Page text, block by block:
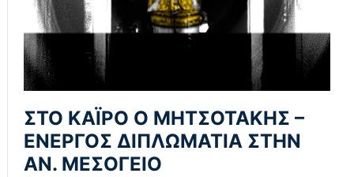
ΣΤΟ ΚΑΪΡΟ Ο ΜΗΤΣΟΤΑΚΗΣ –
ΕΝΕΡΓΟΣ ΔΙΠΛΩΜΑΤΙΑ ΣΤΗΝ
ΑΝ. ΜΕΣΟΓΕΙΟ